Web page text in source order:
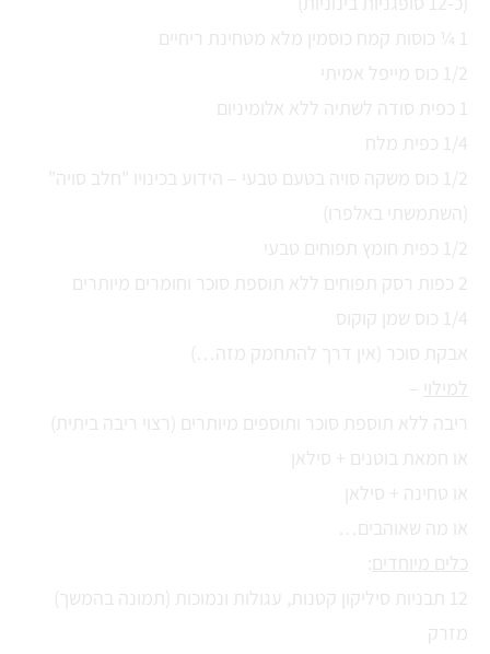
1 ¼ כוסות קמח כוסמין מלא מטחינת ריחיים
1/2 כוס מייפל אמיתי
1 כפית סודה לשתיה ללא אלומיניום
1/4 כפית מלח
1/2 כוס משקה סויה בטעם טבעי – הידוע בכינויו "חלב סויה"
(השתמשתי באלפרו)
1/2 כפית חומץ תפוחים טבעי
2 כפות רסק תפוחים ללא תוספת סוכר וחומרים מיותרים
1/4 כוס שמן קוקוס
אבקת סוכר (אין דרך להתחמק מזה…)
למילוי
–
ריבה ללא תוספת סוכר ותוספים מיותרים (רצוי ריבה ביתית)
או חמאת בוטנים + סילאן
או טחינה + סילאן
או מה שאוהבים…
כלים מיוחדים:
12 תבניות סיליקון קטנות, עגולות ונמוכות (תמונה בהמשך)
מזרק